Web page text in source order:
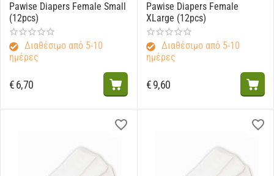
Pawise Diapers Female Small
(12pcs)
Διαθέσιμο από 5-10
ημέρες
€6,70
Pawise Diapers Female
XLarge (12pcs)
Διαθέσιμο από 5-10
ημέρες
€9,60